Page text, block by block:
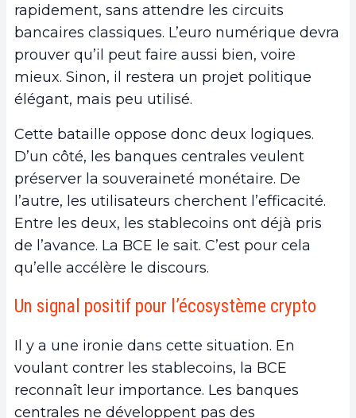
rapidement, sans attendre les circuits
bancaires classiques. L’euro numérique devra
prouver qu’il peut faire aussi bien, voire
mieux. Sinon, il restera un projet politique
élégant, mais peu utilisé.
Cette bataille oppose donc deux logiques.
D’un côté, les banques centrales veulent
préserver la souveraineté monétaire. De
l’autre, les utilisateurs cherchent l’efficacité.
Entre les deux, les stablecoins ont déjà pris
de l’avance. La BCE le sait. C’est pour cela
qu’elle accélère le discours.
Un signal positif pour l’écosystème crypto
Il y a une ironie dans cette situation. En
voulant contrer les stablecoins, la BCE
reconnaît leur importance. Les banques
centrales ne développent pas des